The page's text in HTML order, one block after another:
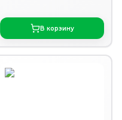
В корзину